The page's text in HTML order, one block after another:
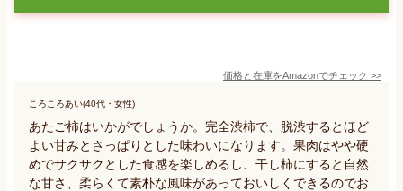
価格と在庫をAmazonでチェック >>
ころころあい(40代・女性)
あたご柿はいかがでしょうか。完全渋柿で、脱渋するとほど
よい甘みとさっぱりとした味わいになります。果肉はやや硬
めでサクサクとした食感を楽しめるし、干し柿にすると自然
な甘さ、柔らくて素朴な風味があっておいしくできるのでお